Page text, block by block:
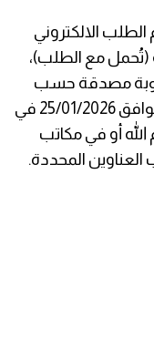
الطلب الالكتروني
(تُحمل مع الطلب)،
مصدقة حسب
الأصول حتى موعد أقصاه يوم الأحد الموافق 25/01/2026 في
الله أو في مكاتب
المحددة.